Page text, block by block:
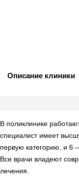
Описание клиники
В поликлинике
специалист имеет
первую категорию, и 6
Все врачи владеют
лечения.